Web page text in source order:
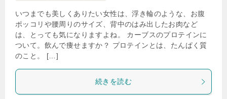
いつまでも美しくありたい女性は、浮き輪のような、お腹
ポッコリや腰周りのサイズ、背中のはみ出したお肉など
は、とっても気になりますよね。 カーブスのプロテインに
ついて。飲んで痩せますか？ プロテインとは、たんぱく質
のこと。 […]
続きを読む